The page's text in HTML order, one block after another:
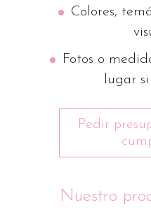
Colores,
Fotos o
lugar
Pedir
Nuestro